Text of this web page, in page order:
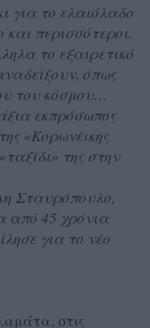
για το ελαιόλαδο
περισσότεροι.
το εξαιρετικό
όπως
του κόσμου…
εκπρόσωπος
«Κορωνέικης
της στην
Σταυρόπουλο,
από 45 χρόνια
για το νέο
στις